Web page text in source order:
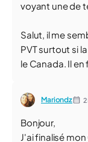
voyant une de
Salut, il me
PVT surtout si
le Canada. Il
Mariondz
Bonjour,
J'ai finalisé